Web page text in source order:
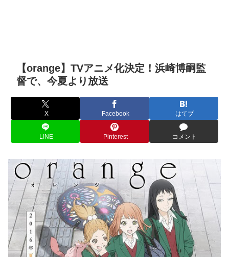
【orange】TVアニメ化決定！浜崎博嗣監
督で、今夏より放送
X Facebook はてブ
LINE Pinterest コメント